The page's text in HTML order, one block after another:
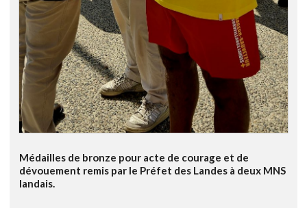
Médailles de bronze pour acte de courage et de
dévouement remis par le Préfet des Landes à deux MNS
landais.